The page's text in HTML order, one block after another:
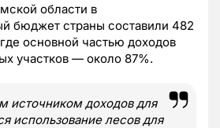
области в
бюджет страны составили 482
основной частью доходов
участков — около 87%.
доходов для
использование лесов для